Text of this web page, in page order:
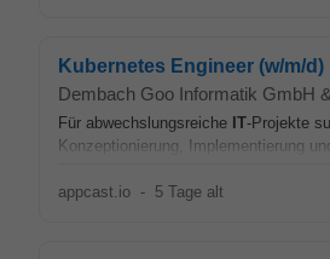
Kubernetes Engineer (w/m/d)
Dembach Goo Informatik GmbH
Für abwechslungsreiche IT-Projekte
Konzeptionierung, Implementierung
appcast.io - 5 Tage alt